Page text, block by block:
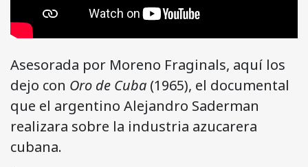
Asesorada por Moreno Fraginals, aquí los
dejo con Oro de Cuba (1965), el documental
que el argentino Alejandro Saderman
realizara sobre la industria azucarera
cubana.